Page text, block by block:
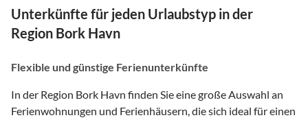
Unterkünfte für jeden Urlaubstyp in der
Region Bork Havn
Flexible und günstige Ferienunterkünfte
In der Region Bork Havn finden Sie eine große Auswahl an
Ferienwohnungen und Ferienhäusern, die sich ideal für einen